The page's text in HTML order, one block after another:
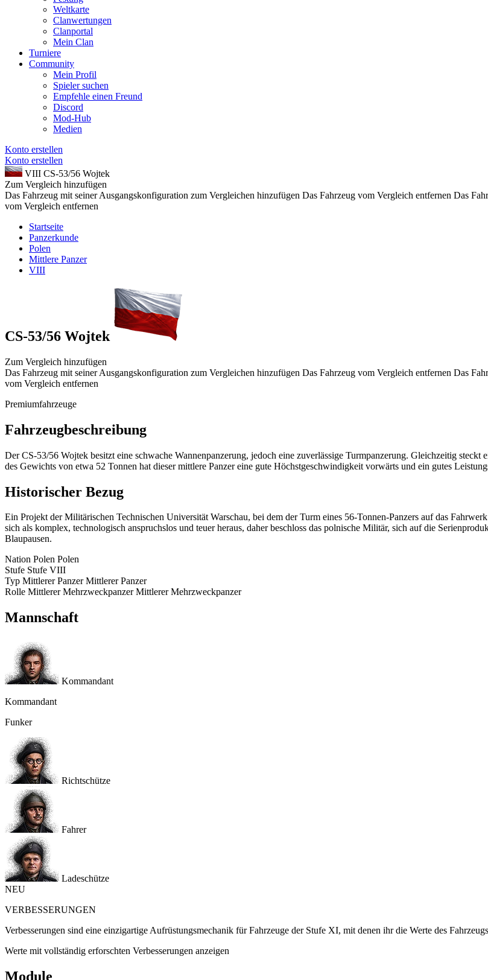
Weltkarte
Clanwertungen
Clanportal
Mein Clan
Turniere
Community
Mein Profil
Spieler suchen
Empfehle einen Freund
Discord
Mod-Hub
Medien
Konto erstellen
Konto erstellen
VIII CS-53/56 Wojtek
Zum Vergleich hinzufügen
Das Fahrzeug mit seiner Ausgangskonfiguration zum Vergleichen hinzufügen Das Fahrzeug vom Vergleich entfernen Das
vom Vergleich entfernen
Startseite
Panzerkunde
Polen
Mittlere Panzer
VIII
CS-53/56 Wojtek
Zum Vergleich hinzufügen
Das Fahrzeug mit seiner Ausgangskonfiguration zum Vergleichen hinzufügen Das Fahrzeug vom Vergleich entfernen Das
vom Vergleich entfernen
Premiumfahrzeuge
Fahrzeugbeschreibung
Der CS-53/56 Wojtek besitzt eine schwache Wannenpanzerung, jedoch eine zuverlässige Turmpanzerung. Gleichzeitig
des Gewichts von etwa 52 Tonnen hat dieser mittlere Panzer eine gute Höchstgeschwindigkeit vorwärts und ein gutes
Historischer Bezug
Ein Projekt der Militärischen Technischen Universität Warschau, bei dem der Turm eines 56-Tonnen-Panzers auf das
sich als komplex, technologisch anspruchslos und teuer heraus, daher beschloss das polnische Militär, sich auf die
Blaupausen.
Nation Polen Polen
Stufe Stufe VIII
Typ Mittlerer Panzer Mittlerer Panzer
Rolle Mittlerer Mehrzweckpanzer Mittlerer Mehrzweckpanzer
Mannschaft
Kommandant
Kommandant
Funker
Richtschütze
Fahrer
Ladeschütze
NEU
VERBESSERUNGEN
Verbesserungen sind eine einzigartige Aufrüstungsmechanik für Fahrzeuge der Stufe XI, mit denen ihr die Werte des
Werte mit vollständig erforschten Verbesserungen anzeigen
Module